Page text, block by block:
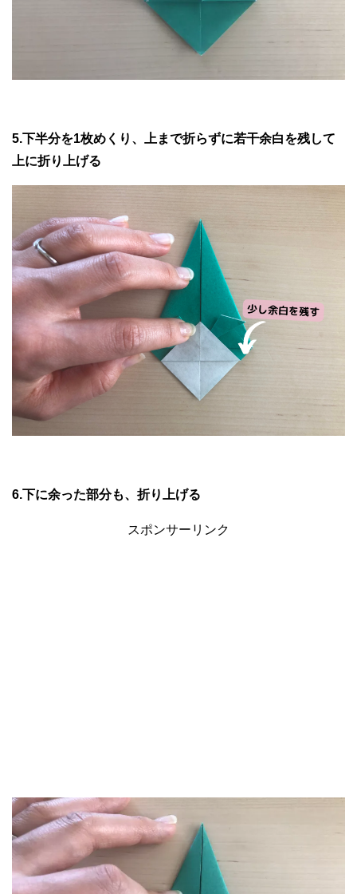
5.下半分を1枚めくり、上まで折らずに若干余白を残して
上に折り上げる
6.下に余った部分も、折り上げる
スポンサーリンク